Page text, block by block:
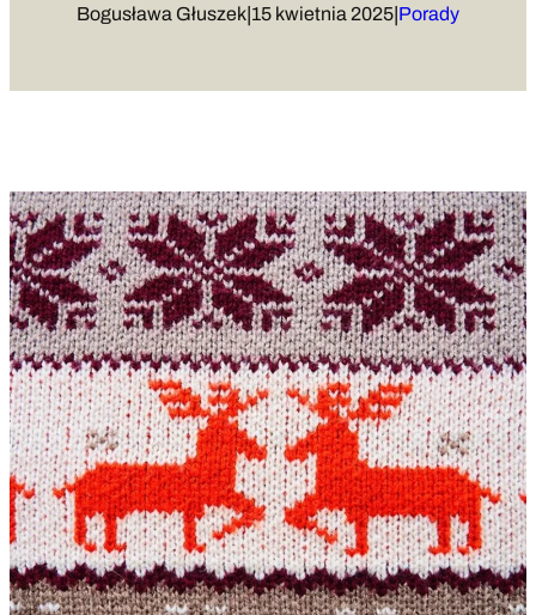
Bogusława Głuszek|15 kwietnia 2025|Porady